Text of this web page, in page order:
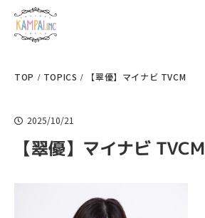
TOP TOPICS 【翠優】マイナビ TVCM
2025/10/21
【翠優】マイナビ TVCM